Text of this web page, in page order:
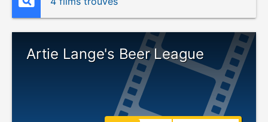
Artie Lange's Beer League